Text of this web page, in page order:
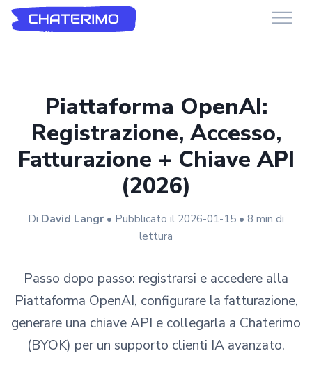
Piattaforma OpenAI:
Registrazione, Accesso,
Fatturazione + Chiave API
(2026)
Di David Langr • Pubblicato il 2026-01-15 • 8 min di
lettura
Passo dopo passo: registrarsi e accedere alla
Piattaforma OpenAI, configurare la fatturazione,
generare una chiave API e collegarla a Chaterimo
(BYOK) per un supporto clienti IA avanzato.
Chaterimo HelpDesk